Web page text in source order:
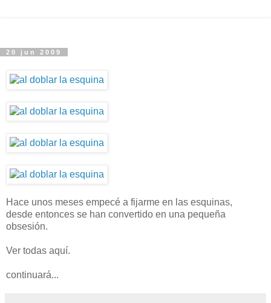
20 jun 2009
Hace unos meses empecé a fijarme en las esquinas,
desde entonces se han convertido en una pequeña
obsesión.
Ver todas aquí.
continuará...